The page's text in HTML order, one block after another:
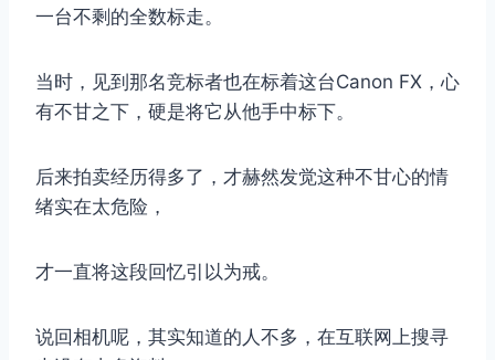
一台不剩的全数标走。
当时，见到那名竞标者也在标着这台Canon FX，心
有不甘之下，硬是将它从他手中标下。
后来拍卖经历得多了，才赫然发觉这种不甘心的情
绪实在太危险，
才一直将这段回忆引以为戒。
说回相机呢，其实知道的人不多，在互联网上搜寻